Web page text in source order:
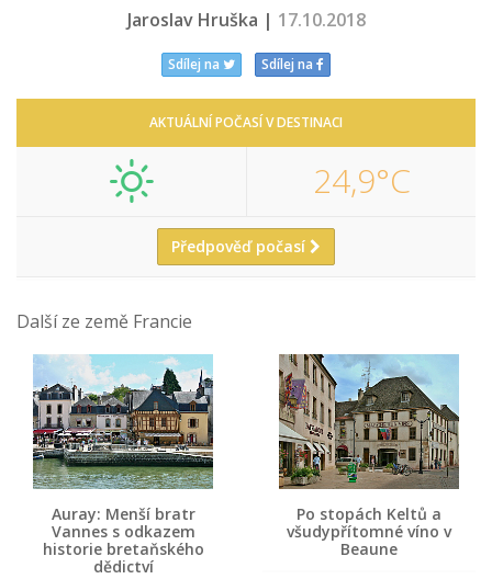
Jaroslav Hruška | 17.10.2018
Sdílej na Sdílej na
AKTUÁLNÍ POČASÍ V DESTINACI
24,9°C
Předpověď počasí
Další ze země Francie
Auray: Menší bratr
Vannes s odkazem
historie bretaňského
dědictví
Po stopách Keltů a
všudypřítomné víno v
Beaune